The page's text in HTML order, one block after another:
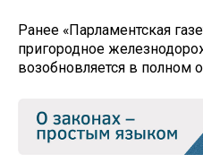
Ранее «Парламентская
пригородное
возобновляется в полном